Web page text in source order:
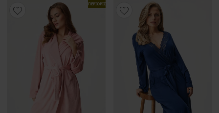
ΠΕΡΙΟΡΙΣΜΕΝΑ